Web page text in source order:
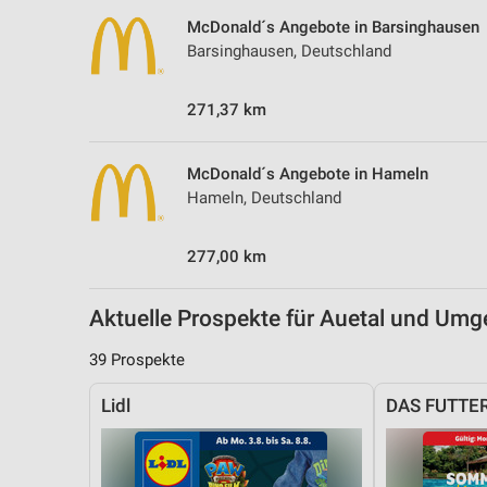
McDonald´s Angebote in Barsinghausen
Barsinghausen, Deutschland
271,37 km
McDonald´s Angebote in Hameln
Hameln, Deutschland
277,00 km
Aktuelle Prospekte für Auetal und
39 Prospekte
Lidl DAS
Messung der Performance von Inhalten
Analyse von Zielgruppen durch Statistiken oder Kombinationen
Entwicklung und Verbesserung der Angebote
Verwendung reduzierter Daten zur Auswahl von Inhalten
IAB-Besonderheiten:
Nicht-IAB-Verarbeitungszwecke:
Notwendig
Performance